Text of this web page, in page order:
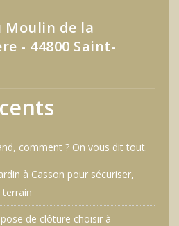
Moulin de la
- 44800 Saint-
comment ? On vous dit tout.
à Casson pour sécuriser,
de clôture choisir à